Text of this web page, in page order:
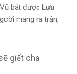
bắt được Lưu
mang ra trận,
giết cha